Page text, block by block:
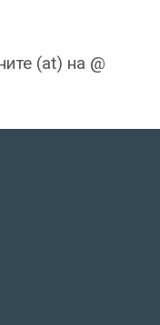
(at) на @